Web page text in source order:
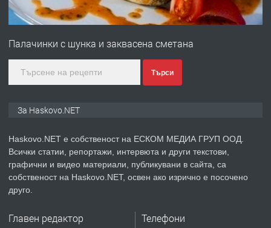
ПРЕДЛАГА
№4120 Магазин/Офис под наем в кв.
градската градина!
преди 3 дни
ПРЕДЛАГА
Продавам парцел в гр. Хасково кв.
Палачинки с шунка и заквасена сметана
Търси
За Haskovo.NET
Haskovo.NET е собственост на ЕСКОМ МЕДИА ГРУП ООД.
Всички статии, репортажи, интервюта и други текстови,
графични и видео материали, публикувани в сайта, са
собственост на Haskovo.NET, освен ако изрично е посочено
друго.
Главен редактор Телефони